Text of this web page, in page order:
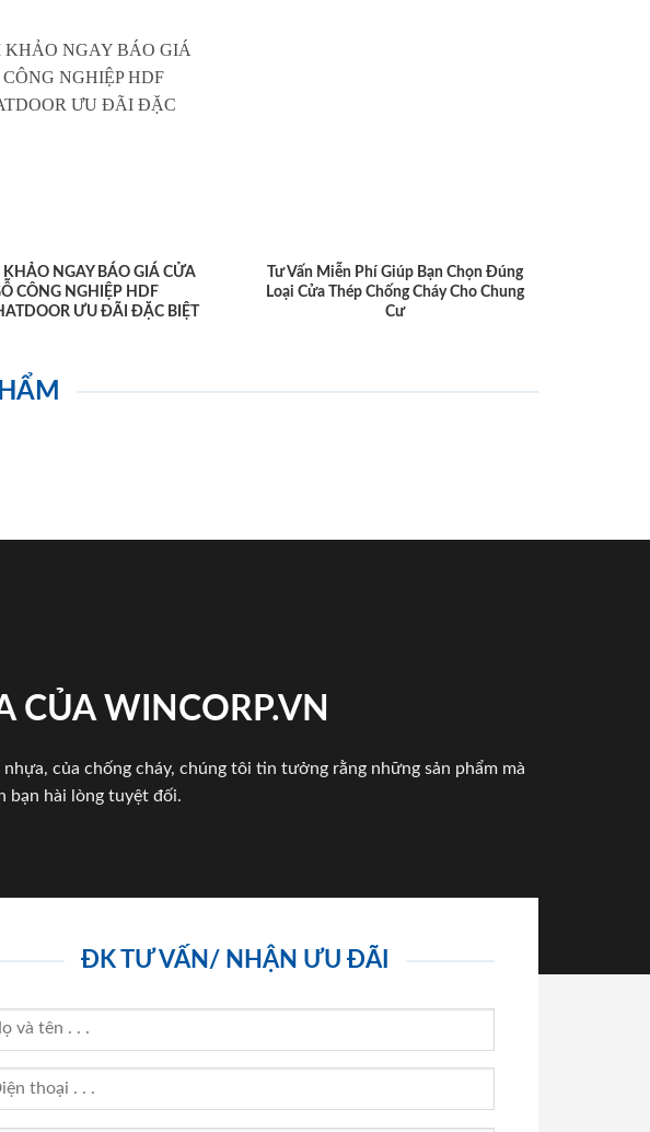
KHẢO NGAY BÁO GIÁ CỬA
CÔNG NGHIỆP HDF
ƯU ĐÃI ĐẶC BIỆT
Tư Vấn Miễn Phí Giúp Bạn Chọn Đúng
Loại Cửa Thép Chống Cháy Cho Chung
Cư
CỦA WINCORP.VN
của chống cháy, chúng tôi tin tưởng rằng những sản phẩm mà
bạn hài lòng tuyệt đối.
ĐK TƯ VẤN/ NHẬN ƯU ĐÃI